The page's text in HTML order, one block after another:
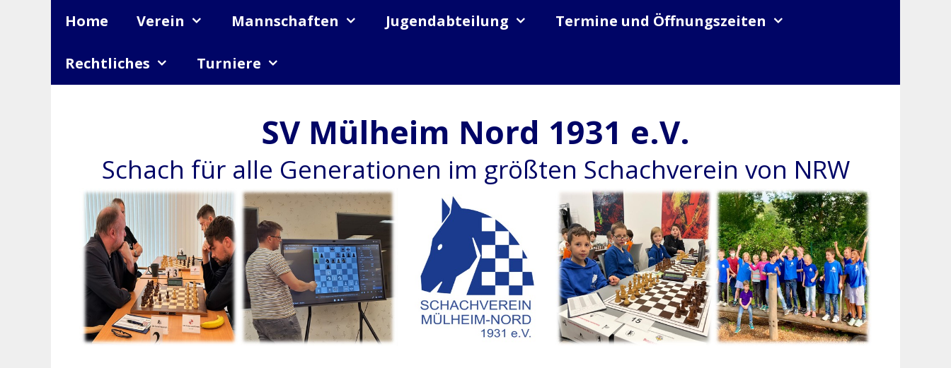
Home Verein Mannschaften Jugendabteilung Termine und Öffnungszeiten
Rechtliches Turniere
SV Mülheim Nord 1931 e.V.
Schach für alle Generationen im größten Schachverein von NRW